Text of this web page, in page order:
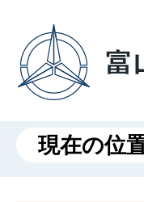
現在の位